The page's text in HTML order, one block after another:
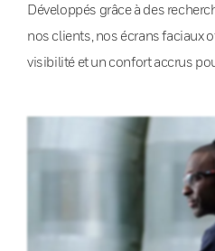
Développés grâce à des
nos clients, nos écrans faciaux
visibilité et un confort accrus